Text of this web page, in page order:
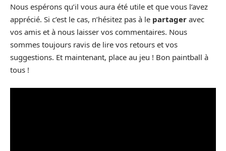
Nous espérons qu’il vous aura été utile et que vous l’avez
apprécié. Si c’est le cas, n’hésitez pas à le partager avec
vos amis et à nous laisser vos commentaires. Nous
sommes toujours ravis de lire vos retours et vos
suggestions. Et maintenant, place au jeu ! Bon paintball à
tous !